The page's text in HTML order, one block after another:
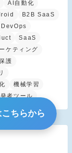
AI自動化
B2B SaaS
DevOps
SaaS
ケティング
護
機械学習
者ツール
ちらから